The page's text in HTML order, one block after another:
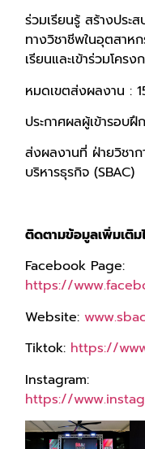
ร่วมเรียนรู้ สร้างประ
ทางวิชาชีพในอุตสาห
เรียนและเข้าร่วมโค
หมดเขตส่งผลงาน :
ประกาศผลผู้เข้ารอบ
ส่งผลงานที่ ฝ่ายวิชาก
บริหารธุรกิจ (SBAC)
ติดตามข้อมูลเพิ่มเติม
Facebook Page:
https://
Website:
Tiktok: https://
Instagram:
https://